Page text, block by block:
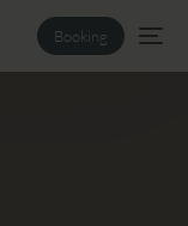
Booking